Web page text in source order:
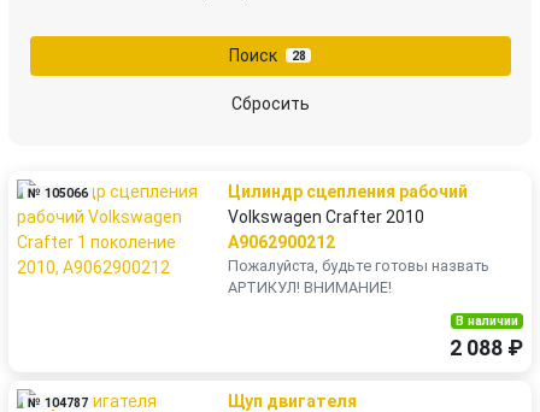
Поиск 28
Сбросить
№ 105066
Цилиндр сцепления рабочий
Volkswagen Crafter 2010
A9062900212
Пожалуйста, будьте готовы назвать
АРТИКУЛ! ВНИМАНИЕ!
В наличии
2 088 ₽
№ 104787
Щуп двигателя